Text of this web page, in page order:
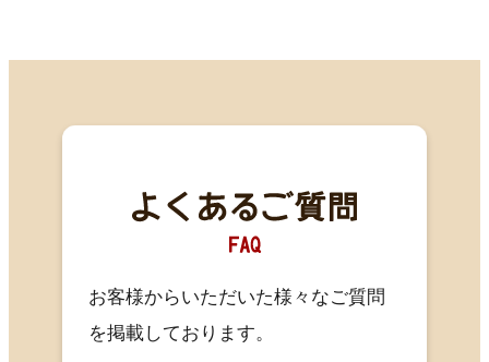
お客様からいただいた様々なご質問
を掲載しております。